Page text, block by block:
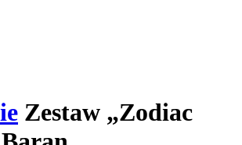
Zestaw „Zodiac